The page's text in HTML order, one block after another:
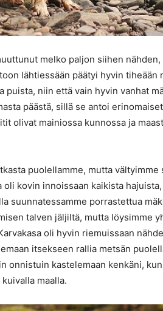
melko paljon siihen
lähtiessään päätyi hyvin tiheään
puista, niin että vain hyvin vanhat
päästä, sillä se antoi
olivat mainiossa kunnossa ja
puolellamme, mutta
oli kovin innoissaan kaikista
suunnatessamme porrastettua
talven jäljiltä, mutta löysimme
oli hyvin riemuissaan
itsekseen rallia metsän
onnistuin kastelemaan kenkäni,
maalla.